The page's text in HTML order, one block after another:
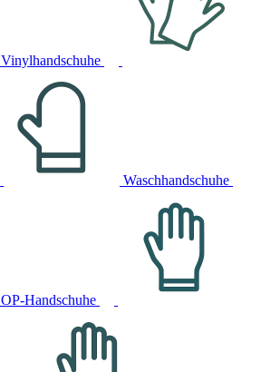
Vinylhandschuhe
Waschhandschuhe
OP-Handschuhe